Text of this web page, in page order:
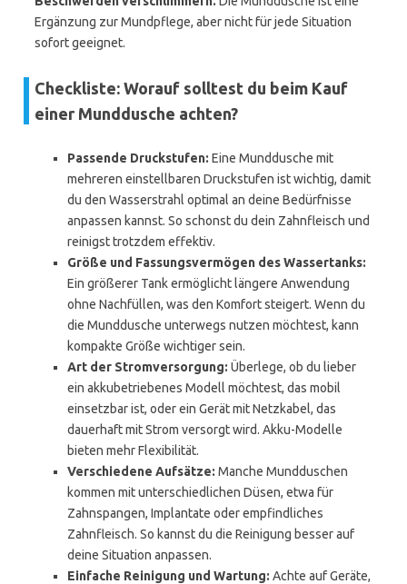
Ergänzung zur Mundpflege, aber nicht für jede Situation
sofort geeignet.
Checkliste: Worauf solltest du beim Kauf
einer Munddusche achten?
Passende Druckstufen: Eine Munddusche mit
mehreren einstellbaren Druckstufen ist wichtig, damit
du den Wasserstrahl optimal an deine Bedürfnisse
anpassen kannst. So schonst du dein Zahnfleisch und
reinigst trotzdem effektiv.
Größe und Fassungsvermögen des Wassertanks:
Ein größerer Tank ermöglicht längere Anwendung
ohne Nachfüllen, was den Komfort steigert. Wenn du
die Munddusche unterwegs nutzen möchtest, kann
kompakte Größe wichtiger sein.
Art der Stromversorgung: Überlege, ob du lieber
ein akkubetriebenes Modell möchtest, das mobil
einsetzbar ist, oder ein Gerät mit Netzkabel, das
dauerhaft mit Strom versorgt wird. Akku-Modelle
bieten mehr Flexibilität.
Verschiedene Aufsätze: Manche Mundduschen
kommen mit unterschiedlichen Düsen, etwa für
Zahnspangen, Implantate oder empfindliches
Zahnfleisch. So kannst du die Reinigung besser auf
deine Situation anpassen.
Einfache Reinigung und Wartung: Achte auf Geräte,